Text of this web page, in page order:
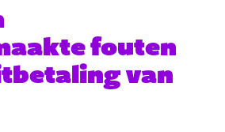
fouten
van